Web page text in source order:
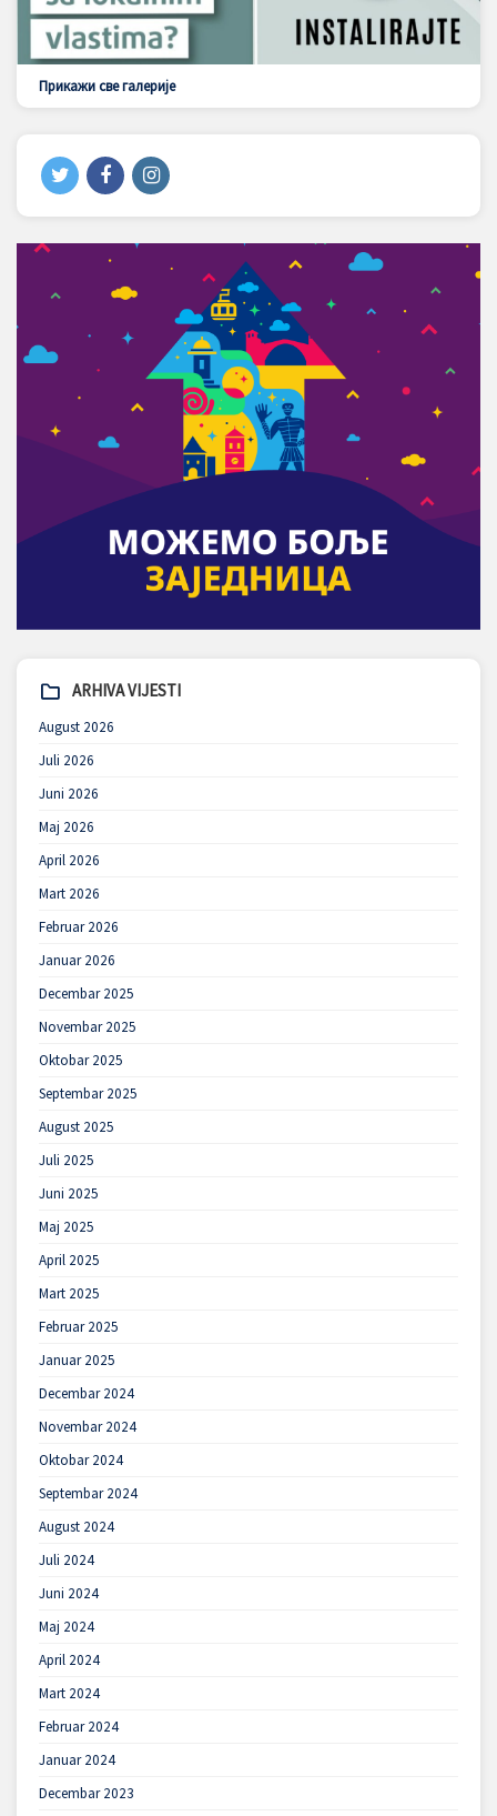
Прикажи све галерије
ARHIVA VIJESTI
August 2026
Juli 2026
Juni 2026
Maj 2026
April 2026
Mart 2026
Februar 2026
Januar 2026
Decembar 2025
Novembar 2025
Oktobar 2025
Septembar 2025
August 2025
Juli 2025
Juni 2025
Maj 2025
April 2025
Mart 2025
Februar 2025
Januar 2025
Decembar 2024
Novembar 2024
Oktobar 2024
Septembar 2024
August 2024
Juli 2024
Juni 2024
Maj 2024
April 2024
Mart 2024
Februar 2024
Januar 2024
Decembar 2023